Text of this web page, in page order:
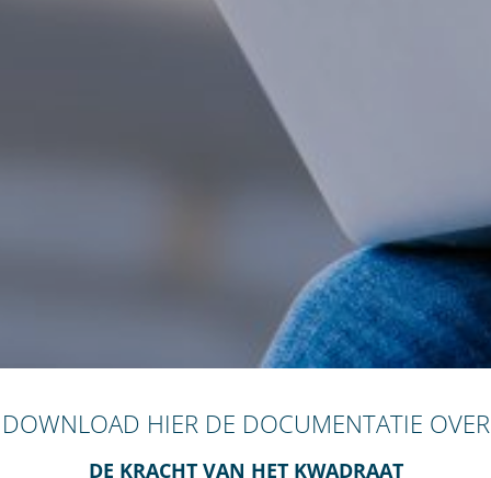
DOWNLOAD HIER DE DOCUMENTATIE OVER
DE KRACHT VAN HET KWADRAAT